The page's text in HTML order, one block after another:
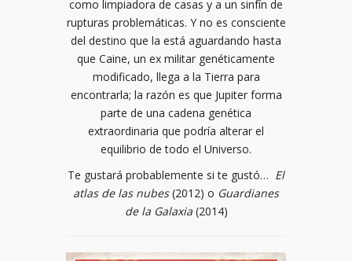
como limpiadora de casas y a un sinfín de
rupturas problemáticas. Y no es consciente
del destino que la está aguardando hasta
que Caine, un ex militar genéticamente
modificado, llega a la Tierra para
encontrarla; la razón es que Jupiter forma
parte de una cadena genética
extraordinaria que podría alterar el
equilibrio de todo el Universo.
Te gustará probablemente si te gustó… El
atlas de las nubes(2012) o Guardianes
de la Galaxia(2014)